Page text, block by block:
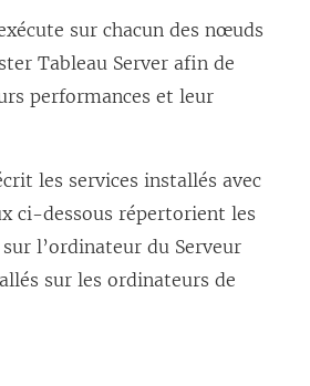
sur chacun des nœuds
Tableau Server afin de
performances et leur
les services installés avec
ci-dessous répertorient les
l’ordinateur du Serveur
sur les ordinateurs de